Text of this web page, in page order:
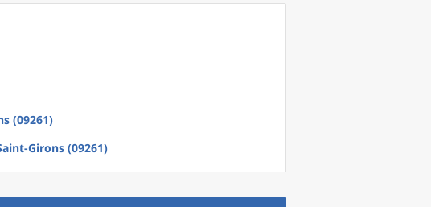
(09261)
Girons (09261)